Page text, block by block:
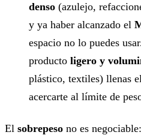
denso (azulejo,
y ya haber alcanzado el
espacio no lo puedes
producto ligero y
plástico, textiles) llenas
acercarte al límite de
El sobrepeso no es